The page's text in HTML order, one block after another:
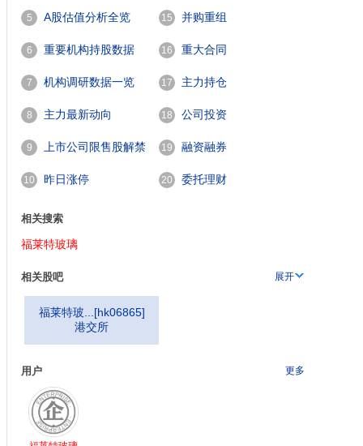
5 A股估值分析全览
6 重要机构持股数据
7 机构调研数据一览
8 主力最新动向
9 上市公司限售股解禁
一览
10 昨日涨停
15 并购重组
16 重大合同
17 主力持仓
18 公司投资
19 融资融券
20 委托理财
相关搜索
福莱特玻璃
相关股吧 展开
福莱特玻... [hk06865]
港交所
用户 更多